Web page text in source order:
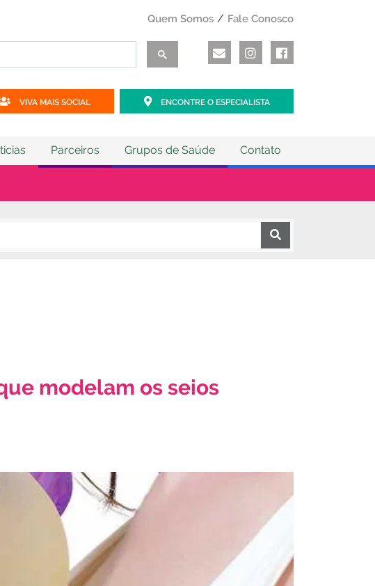
Quem Somos Fale Conosco
VIVA MAIS SOCIAL ENCONTRE O ESPECIALISTA
Parceiros Grupos de Saúde Contato
modelam os seios